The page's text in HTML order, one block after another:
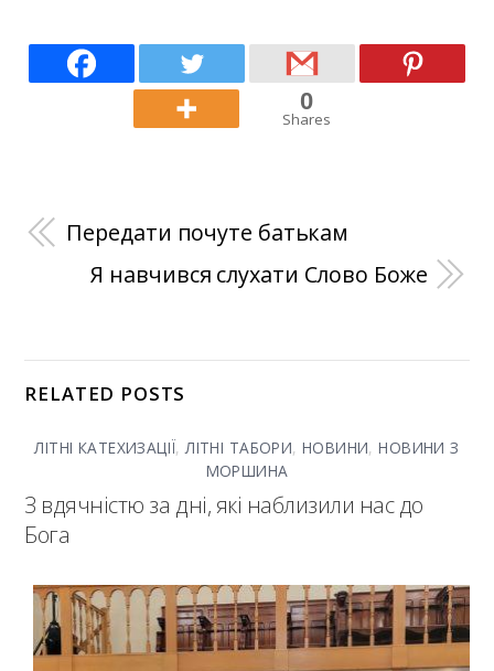
0
Shares
Передати почуте батькам
Я навчився слухати Слово Боже
RELATED POSTS
ЛІТНІ КАТЕХИЗАЦІЇ,ЛІТНІ ТАБОРИ, НОВИНИ,НОВИНИ З
МОРШИНА
З вдячністю за дні, які наблизили нас до
Бога